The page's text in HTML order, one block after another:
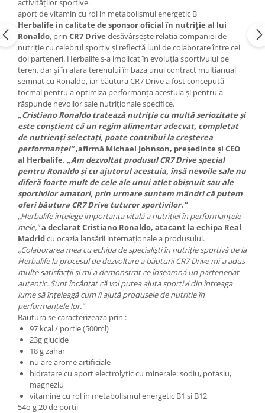
activităţilor sportive.
aport de vitamin cu rol in metabolismul energetic B
Herbalife in calitate de sponsor oficial în nutriţie al lui
Ronaldo, prin CR7 Drive desăvârşeşte relaţia companiei de
nutriţie cu celebrul sportiv şi reflectă luni de colaborare între cei
doi parteneri. Herbalife s-a implicat în evoluţia sportivului pe
teren, dar şi în afara terenului în baza unui contract multianual
semnat cu Ronaldo, iar băutura CR7 Drive a fost concepută
tocmai pentru a optimiza performanţa acestuia şi pentru a
răspunde nevoilor sale nutriţionale specifice.
„Cristiano Ronaldo tratează nutriţia cu multă seriozitate şi
este conştient că un regim alimentar adecvat, completat
de nutrienţi selectaţi, poate contribui la creşterea
performanţei”,afirmă Michael Johnson, preşedinte şi CEO
al Herbalife. „Am dezvoltat produsul CR7 Drive special
pentru Ronaldo şi cu ajutorul acestuia, însă nevoile sale nu
diferă foarte mult de cele ale unui atlet obişnuit sau ale
sportivilor amatori, prin urmare suntem mândri că putem
oferi băutura CR7 Drive tuturor sportivilor.”
„Herbalife înţelege importanţa vitală a nutriţiei în performanţele
mele,”a declarat Cristiano Ronaldo, atacant la echipa Real
Madridcu ocazia lansării internaţionale a produsului.
„Colaborarea mea cu echipa de specialişti în nutriţie sportivă de la
Herbalife la procesul de dezvoltare a băuturii CR7 Drive mi-a adus
multe satisfacţii şi mi-a demonstrat ce înseamnă un parteneriat
autentic. Sunt încântat că voi putea ajuta sportivi din întreaga
lume să înţeleagă cum îi ajută produsele de nutriţie în
performanţele lor.”
Bautura se caracterizeaza prin :
97 kcal / portie (500ml)
23g glucide
18 g zahar
nu are arome artificiale
hidratare cu aport electrolytic cu minerale: sodiu, potasiu,
magneziu
vitamine cu rol in metabolismul energetic B1 si B12
54o g 20 de portii